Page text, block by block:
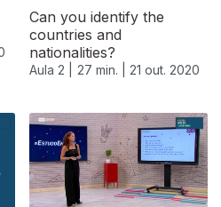
Can you identify the
countries and
nationalities?
Aula 2 | 27 min. | 21 out. 2020